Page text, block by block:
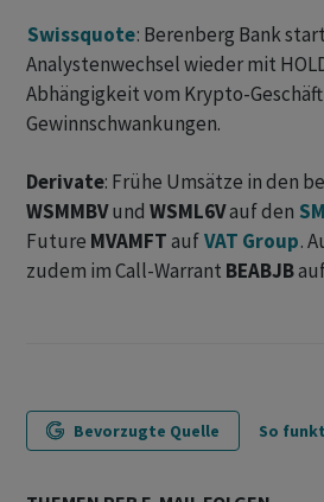
Swissquote: Berenberg Bank
Analystenwechsel wieder mit
Abhängigkeit vom Krypto-
Gewinnschwankungen.
Derivate: Frühe Umsätze in den
WSMMBVund WSML6Vauf den
Future MVAMFTaufVAT Group.
zudem im Call-Warrant BEABJB
Bevorzugte Quelle So